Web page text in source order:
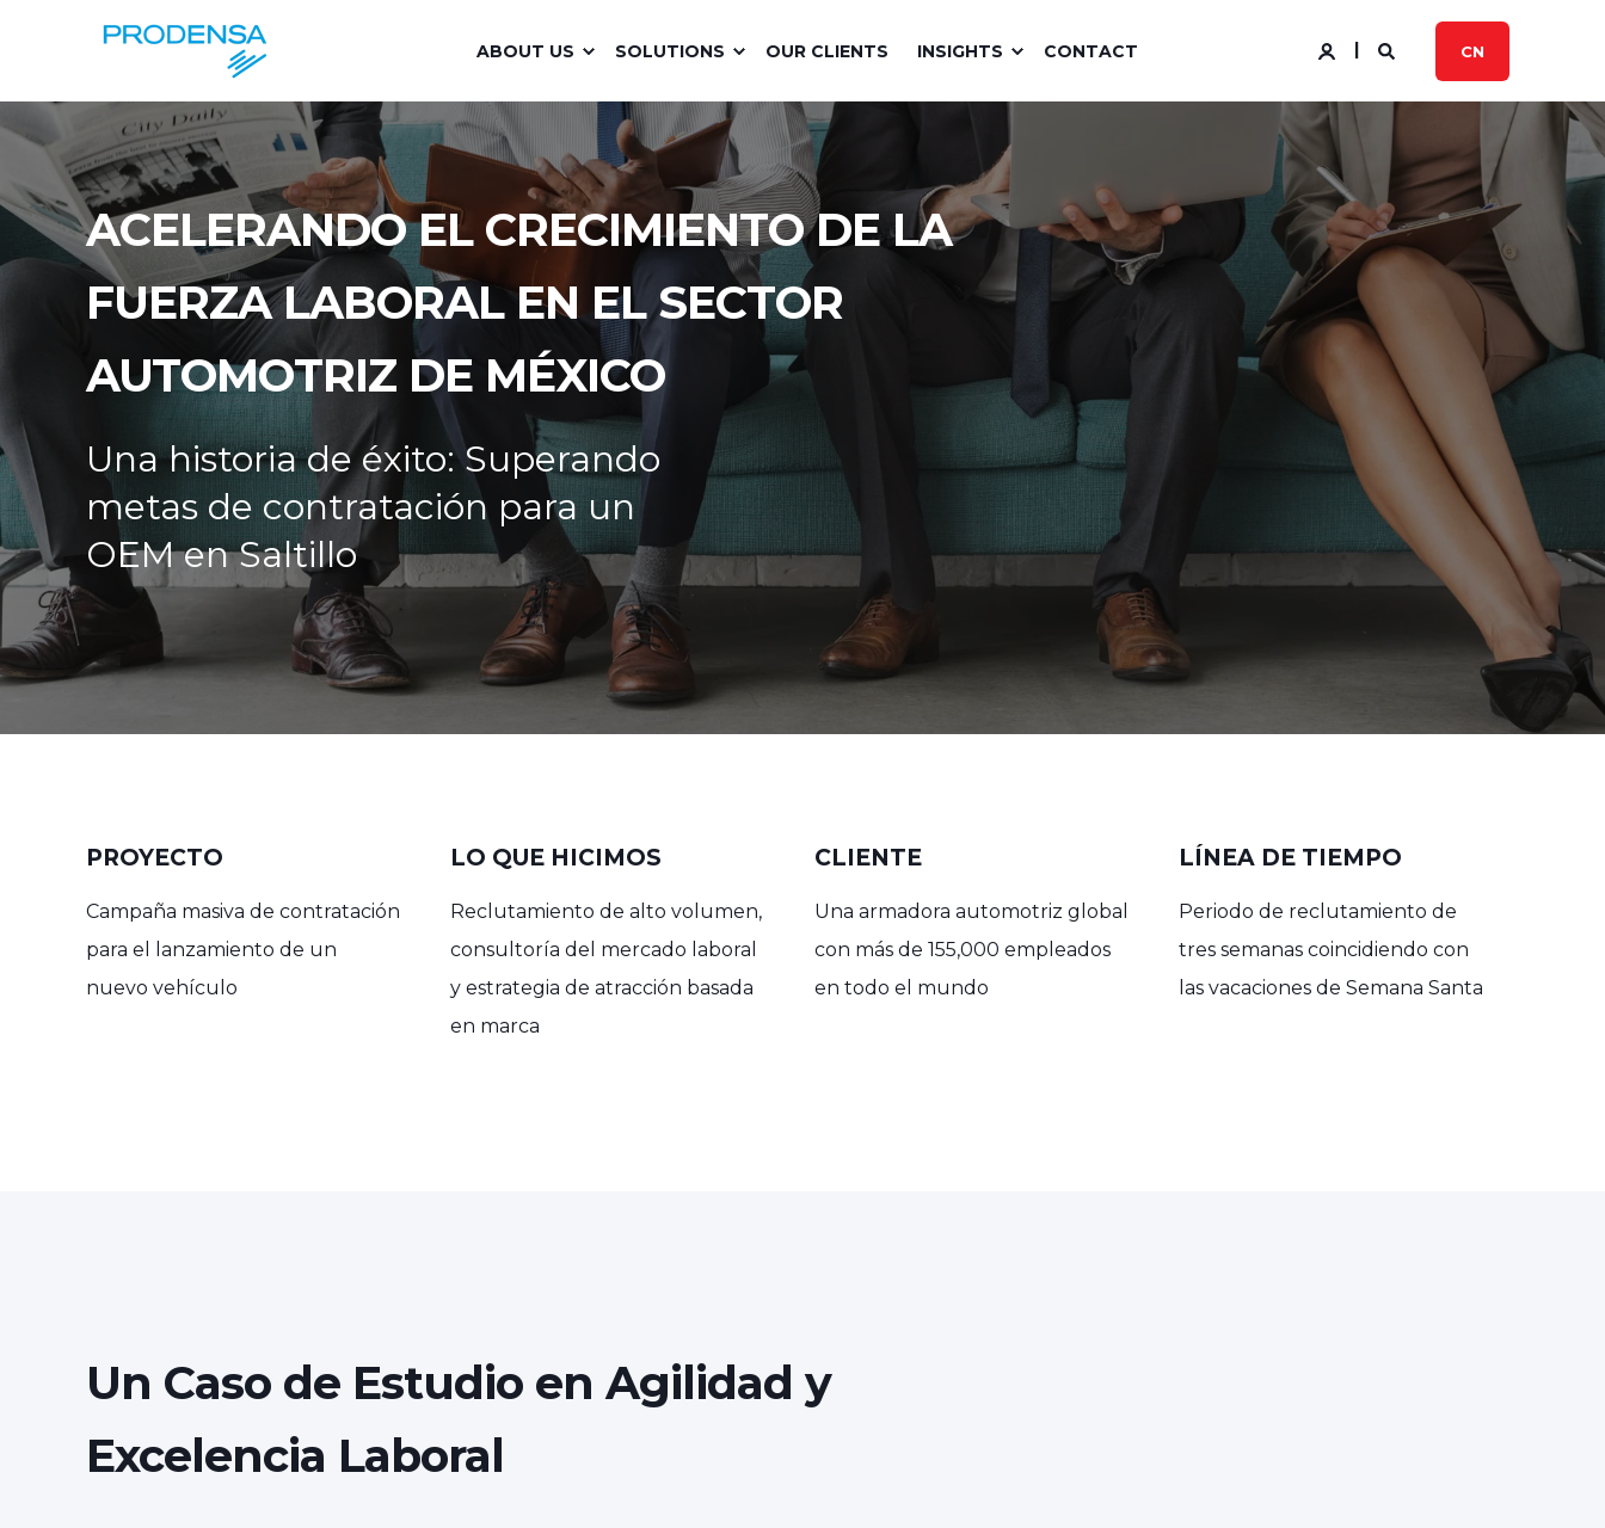
ABOUT US SOLUTIONS OUR CLIENTS INSIGHTS CONTACT CN
ACELERANDO EL CRECIMIENTO DE LA
FUERZA LABORAL EN EL SECTOR
AUTOMOTRIZ DE MÉXICO
Una historia de éxito: Superando
metas de contratación para un
OEM en Saltillo
PROYECTO
Campaña masiva de contratación
para el lanzamiento de un
nuevo vehículo
LO QUE HICIMOS
Reclutamiento de alto volumen,
consultoría del mercado laboral
y estrategia de atracción basada
en marca
CLIENTE
Una armadora automotriz global
con más de 155,000 empleados
en todo el mundo
LÍNEA DE TIEMPO
Periodo de reclutamiento de
tres semanas coincidiendo con
las vacaciones de Semana Santa
Un Caso de Estudio en Agilidad y
Excelencia Laboral